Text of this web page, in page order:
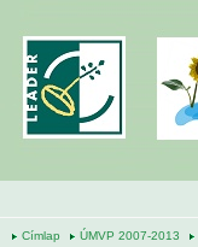
Címlap ÚMVP 2007-2013